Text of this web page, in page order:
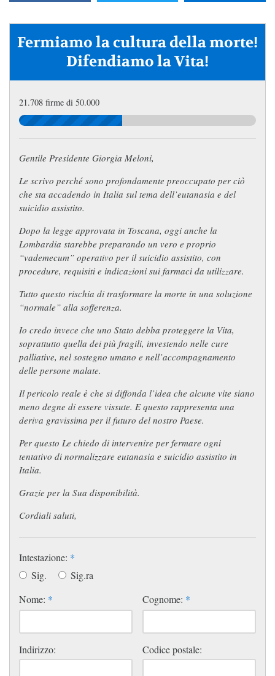
Fermiamo la cultura della morte!
Difendiamo la Vita!
21.708 firme di 50.000
Gentile Presidente Giorgia Meloni,
Le scrivo perché sono profondamente preoccupato per ciò
che sta accadendo in Italia sul tema dell’eutanasia e del
suicidio assistito.
Dopo la legge approvata in Toscana, oggi anche la
Lombardia starebbe preparando un vero e proprio
“vademecum” operativo per il suicidio assistito, con
procedure, requisiti e indicazioni sui farmaci da utilizzare.
Tutto questo rischia di trasformare la morte in una soluzione
“normale” alla sofferenza.
Io credo invece che uno Stato debba proteggere la Vita,
soprattutto quella dei più fragili, investendo nelle cure
palliative, nel sostegno umano e nell’accompagnamento
delle persone malate.
Il pericolo reale è che si diffonda l’idea che alcune vite siano
meno degne di essere vissute. E questo rappresenta una
deriva gravissima per il futuro del nostro Paese.
Per questo Le chiedo di intervenire per fermare ogni
tentativo di normalizzare eutanasia e suicidio assistito in
Italia.
Grazie per la Sua disponibilità.
Cordiali saluti,
Intestazione: *
Sig.
Sig.ra
Nome: * Cognome: *
Indirizzo: Codice postale: